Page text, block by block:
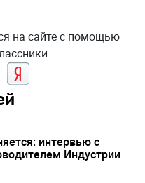
на сайте с помощью
интервью с
Индустрии